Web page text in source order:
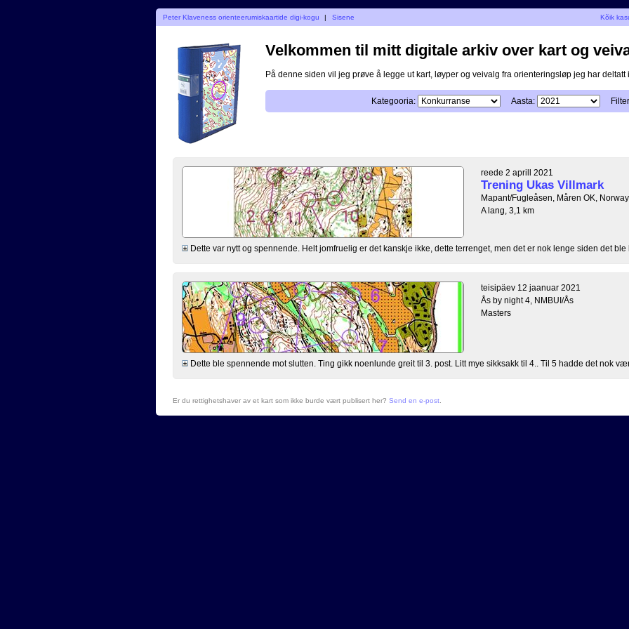
Peter Klaveness orienteerumiskaartide digi-kogu | Sisene Kõik
Velkommen til mitt digitale arkiv over kart og
På denne siden vil jeg prøve å legge ut kart, løyper og veivalg fra orienteringsløp jeg har deltatt i.
Kategooria: Aasta:
reede 2 aprill 2021
Trening Ukas Villmark
Mapant/Fugleåsen, Måren OK, Norway
A lang, 3,1 km
Dette var nytt og spennende. Helt jomfruelig er det kanskje ikke, dette terrenget, men det er nok lenge siden det ble
teisipäev 12 jaanuar 2021
Ås by night 4, NMBUI/Ås
Masters
Dette ble spennende mot slutten. Ting gikk noenlunde greit til 3. post. Litt mye sikksakk til 4.. Til 5 hadde det nok
Er du rettighetshaver av et kart som ikke burde vært publisert her? Send en e-post